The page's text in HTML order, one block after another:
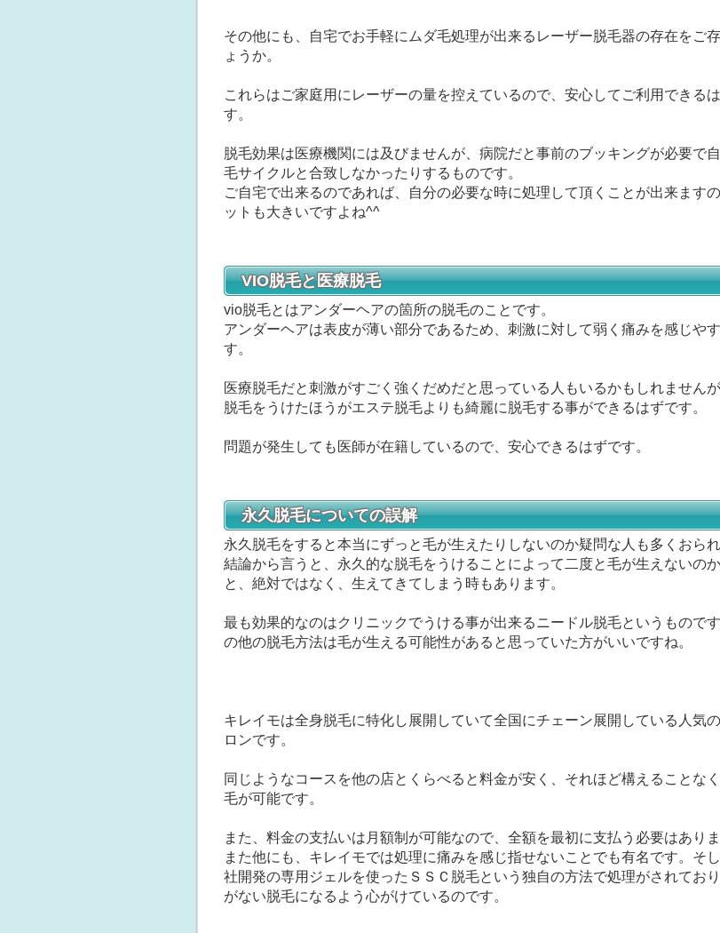
その他にも、自宅でお手軽にムダ毛処理が出来るレーザー脱毛器の存在をご
ょうか。
これらはご家庭用にレーザーの量を控えているので、安心してご利用できる
す。
脱毛効果は医療機関には及びませんが、病院だと事前のブッキングが必要で
毛サイクルと合致しなかったりするものです。
ご自宅で出来るのであれば、自分の必要な時に処理して頂くことが出来ます
ットも大きいですよね^^
VIO脱毛と医療脱毛
vio脱毛とはアンダーヘアの箇所の脱毛のことです。
アンダーヘアは表皮が薄い部分であるため、刺激に対して弱く痛みを感じや
す。
医療脱毛だと刺激がすごく強くだめだと思っている人もいるかもしれません
脱毛をうけたほうがエステ脱毛よりも綺麗に脱毛する事ができるはずです。
問題が発生しても医師が在籍しているので、安心できるはずです。
永久脱毛についての誤解
永久脱毛をすると本当にずっと毛が生えたりしないのか疑問な人も多くおられ
結論から言うと、永久的な脱毛をうけることによって二度と毛が生えないの
と、絶対ではなく、生えてきてしまう時もあります。
最も効果的なのはクリニックでうける事が出来るニードル脱毛というもので
の他の脱毛方法は毛が生える可能性があると思っていた方がいいですね。
キレイモは全身脱毛に特化し展開していて全国にチェーン展開している人気
ロンです。
同じようなコースを他の店とくらべると料金が安く、それほど構えることな
毛が可能です。
また、料金の支払いは月額制が可能なので、全額を最初に支払う必要はありま
また他にも、キレイモでは処理に痛みを感じ指せないことでも有名です。そ
社開発の専用ジェルを使ったＳＳＣ脱毛という独自の方法で処理がされてお
がない脱毛になるよう心がけているのです。